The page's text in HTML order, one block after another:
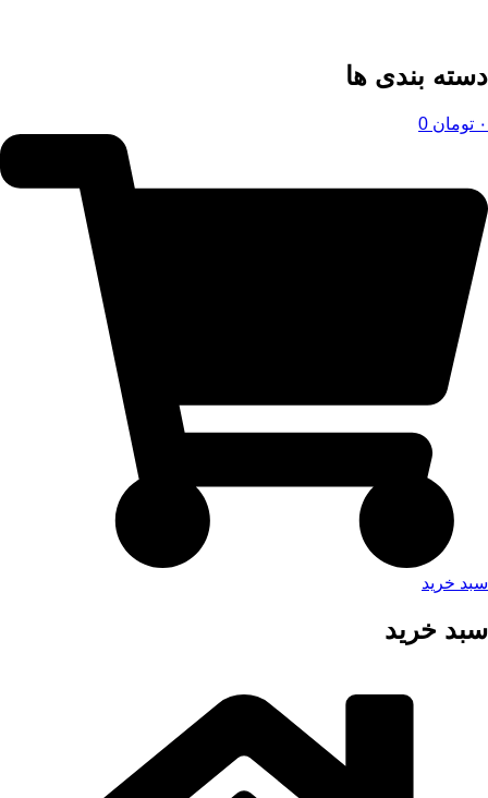
دسته بندی ها
۰ تومان 0
سبد خرید
سبد خرید